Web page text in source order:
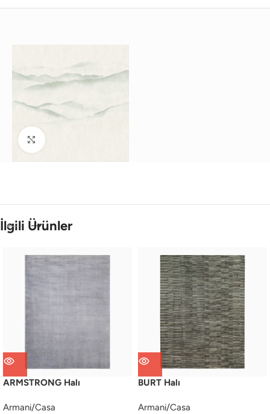
Büyütmek için tıklayın
İlgili Ürünler
ARMSTRONG Halı
Armani/Casa
BURT Halı
Armani/Casa